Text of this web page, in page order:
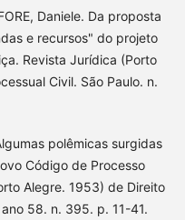
Daniele. Da proposta
e recursos" do projeto
Revista Jurídica (Porto
Civil. São Paulo. n.
polêmicas surgidas
Código de Processo
Alegre. 1953) de Direito
58. n. 395. p. 11-41.